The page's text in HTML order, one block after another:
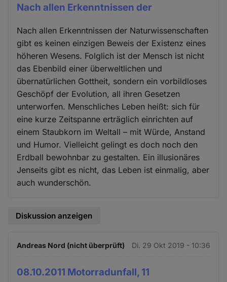
Nach allen Erkenntnissen der
Nach allen Erkenntnissen der Naturwissenschaften
gibt es keinen einzigen Beweis der Existenz eines
höheren Wesens. Folglich ist der Mensch ist nicht
das Ebenbild einer überweltlichen und
übernatürlichen Gottheit, sondern ein vorbildloses
Geschöpf der Evolution, all ihren Gesetzen
unterworfen. Menschliches Leben heißt: sich für
eine kurze Zeitspanne erträglich einrichten auf
einem Staubkorn im Weltall – mit Würde, Anstand
und Humor. Vielleicht gelingt es doch noch den
Erdball bewohnbar zu gestalten. Ein illusionäres
Jenseits gibt es nicht, das Leben ist einmalig, aber
auch wunderschön.
Diskussion anzeigen
Andreas Nord (nicht überprüft) Di. 29 Okt 2019 - 10:36
08.10.2011 Motorradunfall, 11